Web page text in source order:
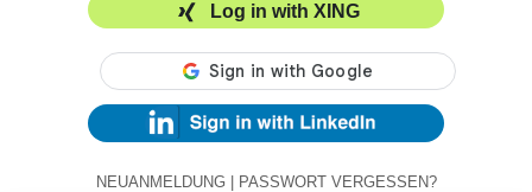
Log in with XING
NEUANMELDUNG | PASSWORT VERGESSEN?